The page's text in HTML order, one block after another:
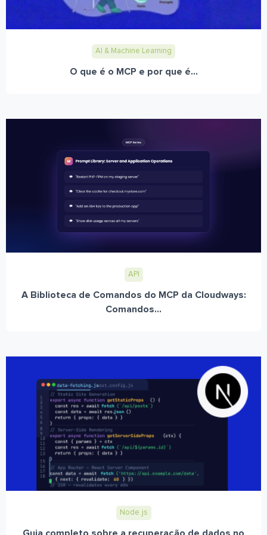
AI & Machine Learning
O que é o MCP e por que é...
API
A Biblioteca de Comandos do MCP da Cloudways:
Comandos...
Node.js